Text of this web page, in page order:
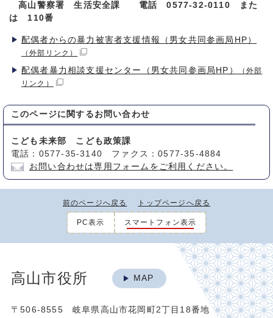
高山警察署 生活安全課 電話 0577-32-0110 また
は 110番
配偶者からの暴力被害者支援情報（男女共同参画局HP）
（外部リンク）
配偶者暴力相談支援センター（男女共同参画局HP）
（外部
リンク）
このページに関する お問い合わせ
こども未来部 こども政策課
電話：0577-35-3140 ファクス：0577-35-4884
お問い合わせは専用フォームをご利用ください。
前のページへ戻る トップページへ戻る
PC表示 スマートフォン表示
高山市役所 MAP
〒506-8555 岐阜県高山市花岡町2丁目18番地